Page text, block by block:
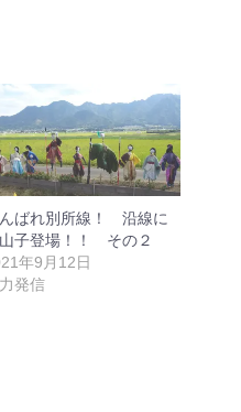
ばれ別所線！ 沿線に
子登場！！ その２
年9月12日
発信